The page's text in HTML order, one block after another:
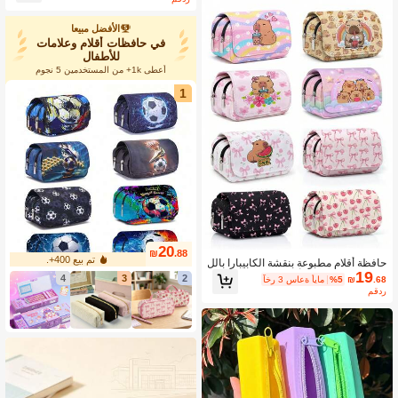
حافظة أقلام مطبوعة بنقشة الكابيبارا بالل
ون الوردي، صندوق أدوات مكتبية بطبقة م
زدوجة وغطاء، تتسع للأقلام والمفاتيح واله
واتف والعملات المعدنية والأغراض الصغير
ة، للعودة إلى المدرسة
₪19.68
%5 آخر 3 ساعة أيام
مقدر
الأفضل مبيعا
في حافظات أقلام وعلامات
للأطفال
أعطى 1k+ من المستخدمين 5 نجوم
1
₪20.88
تم بيع 400+.
2
3
4